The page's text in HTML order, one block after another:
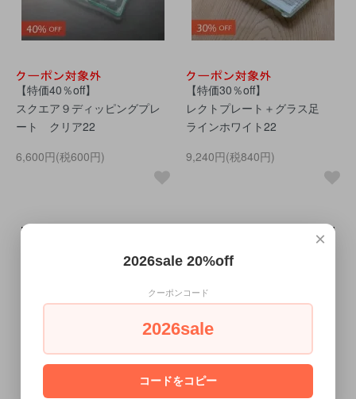
【特価40％off】
スクエア９ディッピングプレ
ート クリア22
6,600円(税600円)
【特価30％off】
レクトプレート＋グラス足
ラインホワイト22
9,240円(税840円)
×
2026sale 20%off
クーポンコード
2026sale
コードをコピー